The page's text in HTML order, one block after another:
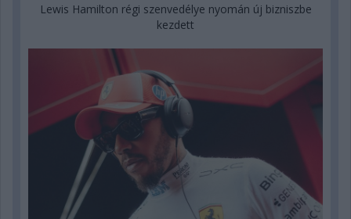
Lewis Hamilton régi szenvedélye nyomán új bizniszbe
kezdett